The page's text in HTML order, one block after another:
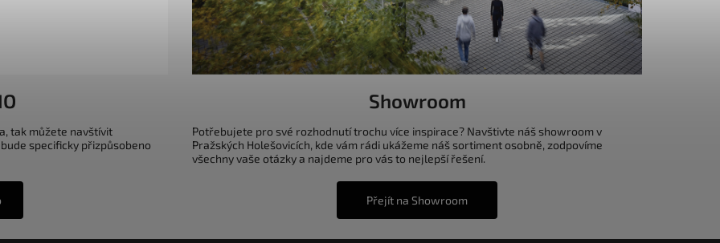
tak můžete navštívit
specificky přizpůsobeno
Showroom
Potřebujete pro své rozhodnutí trochu více inspirace? Navštivte náš showroom v
Pražských Holešovicích, kde vám rádi ukážeme náš sortiment osobně, zodpovíme
všechny vaše otázky a najdeme pro vás to nejlepší řešení.
Přejít na Showroom